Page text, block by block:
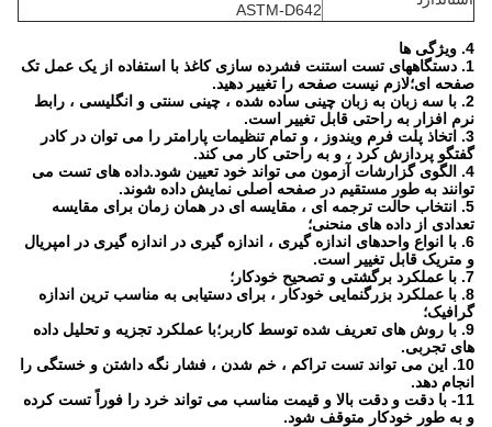
ASTM-D642
4. ویژگی ها
1. دستگاههای تست استنت فشرده سازی کاغذ با استفاده از یک عمل تک
صفحه ای؛لازم نیست صفحه را تغییر دهید.
2. با سه زبان به زبان چینی ساده شده ، چینی سنتی و انگلیسی ، رابط
نرم افزار به راحتی قابل تغییر است.
3. اتخاذ پلت فرم ویندوز ، و تمام تنظیمات پارامتر را می توان در کادر
گفتگو پردازش کرد ، و به راحتی کار می کند.
4. الگوی گزارشات آزمون می تواند خود تعیین شود.داده های تست می
توانند به طور مستقیم در صفحه اصلی نمایش داده شوند.
5. انتخاب حالت ترجمه ای ، مقایسه ای در همان زمان برای مقایسه
تعدادی از داده های منحنی؛
6. با انواع واحدهای اندازه گیری ، اندازه گیری در اندازه گیری در امپریال
و متریک قابل تغییر است.
7. با عملکرد برگشتی و تصحیح خودکار؛
8. با عملکرد بزرگنمایی خودکار ، برای دستیابی به مناسب ترین اندازه
گرافیک؛
9. با روش های تعریف شده توسط کاربر؛با عملکرد تجزیه و تحلیل داده
های تجربی.
10. این می تواند تست تراکم ، خم شدن ، فشار نگه داشتن و خستگی را
انجام دهد.
11- با دقت و دقت بالا و قیمت مناسب می تواند خرد را فوراً تست کرده
و به طور خودکار متوقف شود.